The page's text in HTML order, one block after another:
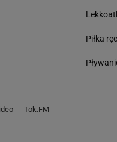
Piłka
Tok.FM